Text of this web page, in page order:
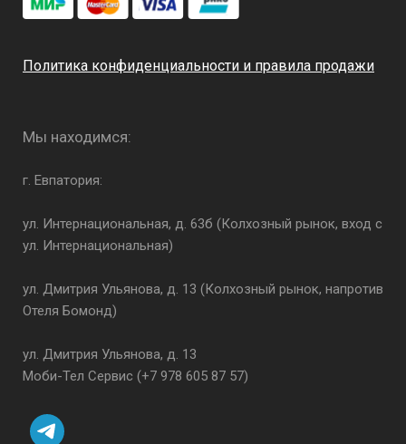
Политика конфиденциальности и правила продажи
Мы находимся:
г. Евпатория:
ул. Интернациональная, д. 63б (Колхозный рынок, вход с
ул. Интернациональная)
ул. Дмитрия Ульянова, д. 13 (Колхозный рынок, напротив
Отеля Бомонд)
ул. Дмитрия Ульянова, д. 13
Моби-Тел Сервис (+7 978 605 87 57)